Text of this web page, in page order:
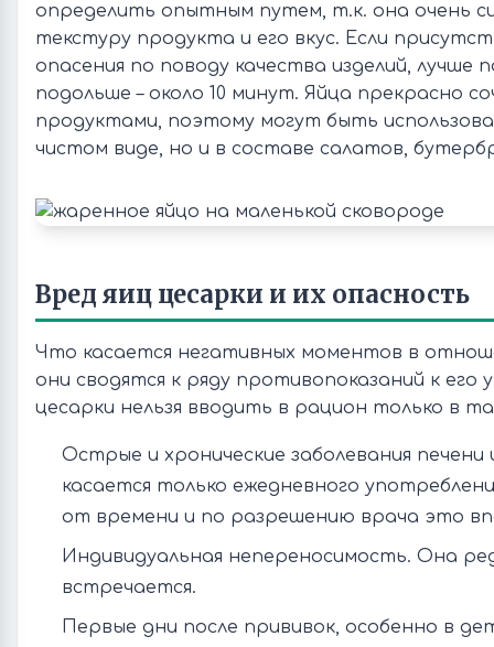
определить опытным путем, т.к. она очень
текстуру продукта и его вкус. Если
опасения по поводу качества изделий, лучше
подольше – около 10 минут. Яйца прекрасно
продуктами, поэтому могут быть
чистом виде, но и в составе салатов,
Вред яиц цесарки и их опасность
Что касается негативных моментов в
они сводятся к ряду противопоказаний к его
цесарки нельзя вводить в рацион только в
Острые и хронические заболевания
касается только ежедневного
от времени и по разрешению врача это
Индивидуальная непереносимость. Она
встречается.
Первые дни после прививок, особенно в